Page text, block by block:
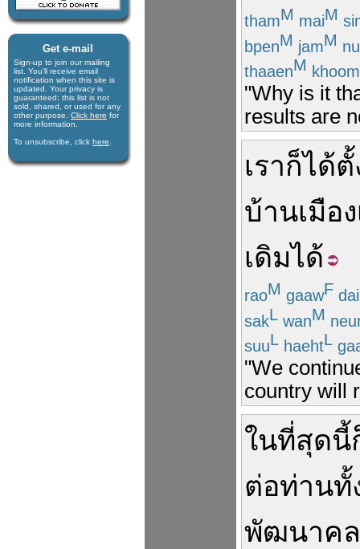
Get e-mail
Sign-up to join our mail­ing
list. You'll receive e­mail
notification when this site is
updated. Your privacy is
guaran­teed; this list is not
sold, shared, or used for any
other purpose. Click here for
more infor­mation.
To unsubscribe, click here
thamM maiM
bpenM jamM
thaaenM khoom
"Why is it
results are
เราก็ได้ตั้
บ้านเมือง
เดิมได้
raoM gaawF dai
sakL wanM
suuL haehtL
"We
country will
ในที่สุดนี้
ต่อท่านทั้
พัฒนาค